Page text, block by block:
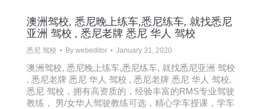
澳洲驾校, 悉尼晚上练车,悉尼练车, 就找悉尼
亚洲 驾校 , 悉尼老牌 悉尼 华人 驾校
悉尼 驾校 By webeditor January 31, 2020
澳洲驾校, 悉尼晚上练车,悉尼练车, 就找悉尼亚洲 驾校
, 悉尼老牌 悉尼 华人 驾校 , 悉尼老牌 悉尼 华人 驾校,
悉尼 驾校，拥有高资质的，经验丰富的RMS专业驾驶
教练， 男/女华人驾驶教练可选，精心学车授课，学车